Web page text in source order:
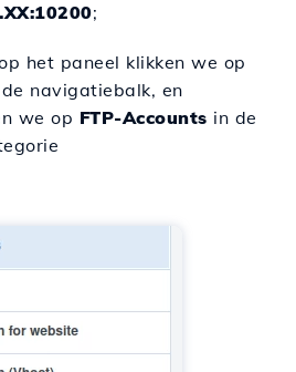
;
het paneel klikken we op
navigatiebalk, en
we op FTP-Accounts in de